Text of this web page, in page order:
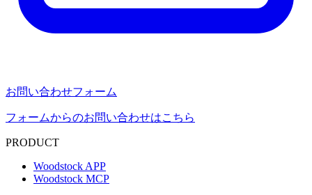
お問い合わせフォーム
フォームからのお問い合わせはこちら
PRODUCT
Woodstock APP
Woodstock MCP